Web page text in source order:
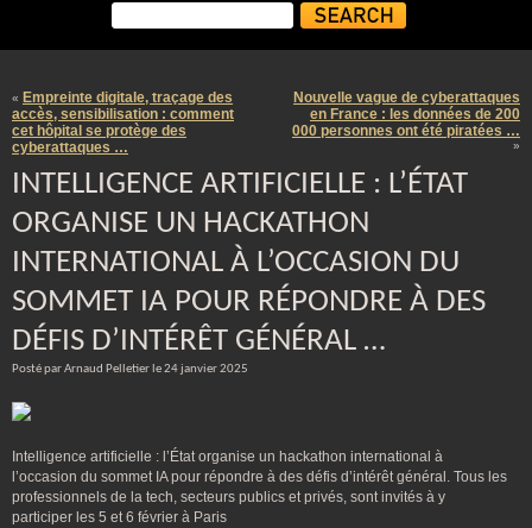
« Empreinte digitale, traçage des
accès, sensibilisation : comment
cet hôpital se protège des
cyberattaques …
Nouvelle vague de cyberattaques
en France : les données de 200
000 personnes ont été piratées …
»
INTELLIGENCE ARTIFICIELLE : L’ÉTAT
ORGANISE UN HACKATHON
INTERNATIONAL À L’OCCASION DU
SOMMET IA POUR RÉPONDRE À DES
DÉFIS D’INTÉRÊT GÉNÉRAL …
Posté par Arnaud Pelletier le 24 janvier 2025
Intelligence artificielle : l’État organise un hackathon international à
l’occasion du sommet IA pour répondre à des défis d’intérêt général. Tous les
professionnels de la tech, secteurs publics et privés, sont invités à y
participer les 5 et 6 février à Paris